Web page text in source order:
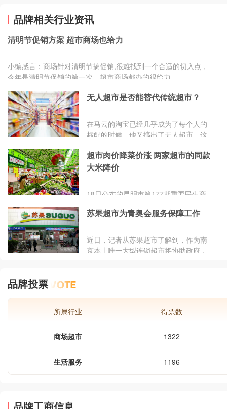
品牌相关行业资讯
清明节促销方案 超市商场也给力
小编感言：商场针对清明节搞促销,很难找到一个合适的切入点，
今年是清明节促销的第一次，超市商场都办的很给力
无人超市是否能替代传统超市？
在马云的淘宝已经几乎成为了每个人的
标配的时候，他又搞出了无人超市，这
市或许将取代传动超市。在这期间有的
人认为无人零售反而是马云的妥协。是
也取消了服务员，这样的举动对顾客有
什么好处?当你购物出现问题的时候要
吗?阿里推出的无
超市肉价降菜价涨 两家超市的同款
大米降价
18日公布的昆明市第177期重要民生商
超市肉类价格波动明显，2家超市猪排
斤。2家超市同款大米降价7.1元/袋与上
周相比，本周超市粮油价格变化不大。
格由上周的
苏果超市为青奥会服务保障工作
近日，记者从苏果超市了解到，作为南
京本土唯一大型连锁超市将协助政府，
品牌投票
所属行业 得票数
商场超市 1322
生活服务 1196